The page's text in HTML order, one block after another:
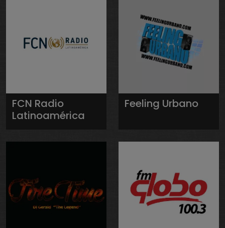
FCN Radio
Latinoamérica
Feeling Urbano